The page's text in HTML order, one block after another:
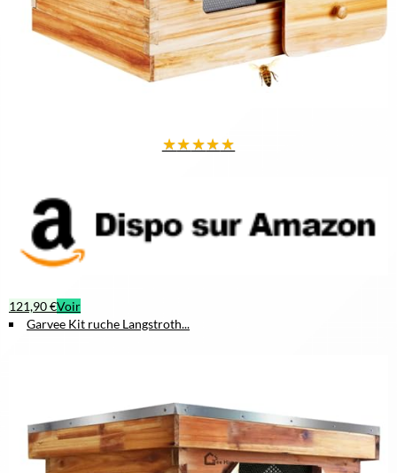
★★★★★
121,90 €Voir
Garvee Kit ruche Langstroth...